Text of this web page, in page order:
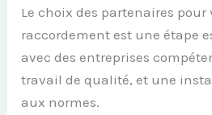
Le choix des partenaires pour
raccordement est une étape
avec des entreprises
travail de qualité, et une
aux normes.